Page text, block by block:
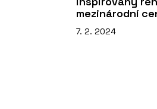
mezinárodní
7. 2. 2024